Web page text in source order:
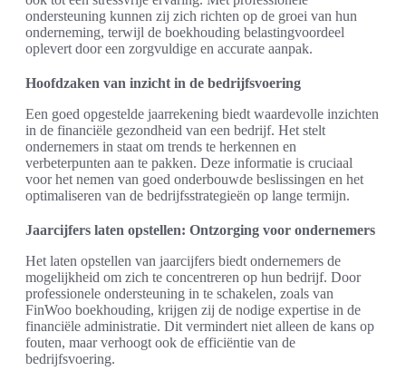
ondersteuning kunnen zij zich richten op de groei van hun
onderneming, terwijl de boekhouding belastingvoordeel
oplevert door een zorgvuldige en accurate aanpak.
Hoofdzaken van inzicht in de bedrijfsvoering
Een goed opgestelde jaarrekening biedt waardevolle inzichten
in de financiële gezondheid van een bedrijf. Het stelt
ondernemers in staat om trends te herkennen en
verbeterpunten aan te pakken. Deze informatie is cruciaal
voor het nemen van goed onderbouwde beslissingen en het
optimaliseren van de bedrijfsstrategieën op lange termijn.
Jaarcijfers laten opstellen: Ontzorging voor ondernemers
Het laten opstellen van jaarcijfers biedt ondernemers de
mogelijkheid om zich te concentreren op hun bedrijf. Door
professionele ondersteuning in te schakelen, zoals van
FinWoo boekhouding, krijgen zij de nodige expertise in de
financiële administratie. Dit vermindert niet alleen de kans op
fouten, maar verhoogt ook de efficiëntie van de
bedrijfsvoering.